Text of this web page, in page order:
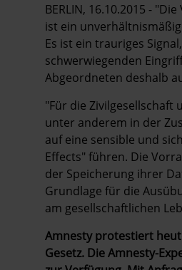
BERLIN, 16.10.2015 -
ist ein
Es ist ein trauriges
schwerwiegenden
Abgeordneten deshalb
"Für die
unter anderem in der
auf eine sensible und
Effects" führen. Die
der Speicherung ihrer
Grundlage für die
am gesellschaftlichen
Amnesty protestiert
Gesetz. Die Amnesty-